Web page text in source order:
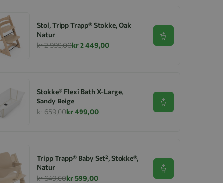
Stol, Tripp Trapp® Stokke, Oak
Natur
kr 2 999,00kr 2 449,00
Se produkt
Stokke® Flexi Bath X-Large,
Sandy Beige
kr 659,00kr 499,00
Se produkt
Tripp Trapp® Baby Set², Stokke®,
Natur
kr 649,00kr 599,00
Se produkt